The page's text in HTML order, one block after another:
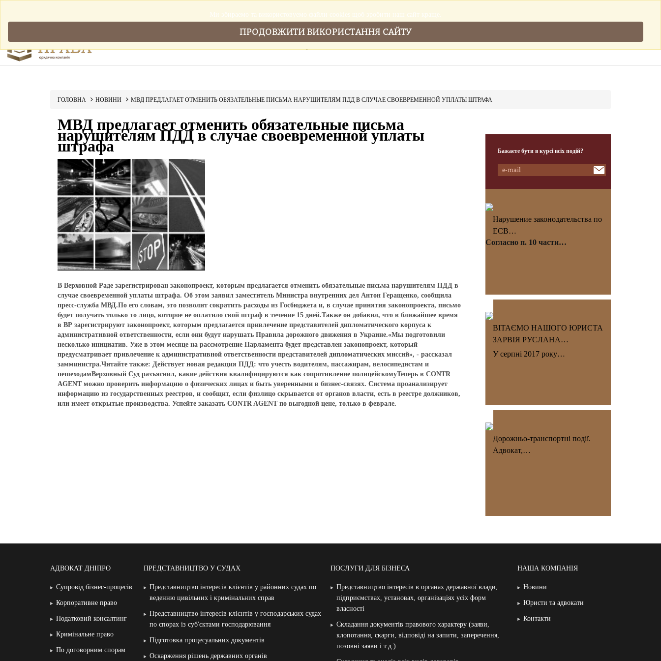
Головна Послуги Новини Cтатті Клієнти Наша Команда Контакти
ГОЛОВНА НОВИНИ МВД ПРЕДЛАГАЕТ ОТМЕНИТЬ ОБЯЗАТЕЛЬНЫЕ ПИСЬМА НАРУШИТЕЛЯМ ПДД В СЛУЧАЕ СВОЕВРЕМЕННОЙ УПЛАТЫ ШТРАФА
МВД предлагает отменить обязательные письма
нарушителям ПДД в случае своевременной уплаты
штрафа
В Верховной Раде зарегистрирован законопроект, которым предлагается отменить обязательные письма нарушителям ПДД в
случае своевременной уплаты штрафа. Об этом заявил заместитель Министра внутренних дел Антон Геращенко, сообщила
пресс-служба МВД.По его словам, это позволит сократить расходы из Госбюджета и, в случае принятия законопроекта, письмо
будет получать только то лицо, которое не оплатило свой штраф в течение 15 дней.Также он добавил, что в ближайшее время
в ВР зарегистрируют законопроект, которым предлагается привлечение представителей дипломатического корпуса к
административной ответственности, если они будут нарушать Правила дорожного движения в Украине.«Мы подготовили
несколько инициатив. Уже в этом месяце на рассмотрение Парламента будет представлен законопроект, который
предусматривает привлечение к административной ответственности представителей дипломатических миссий», - рассказал
замминистра.Читайте также: Действует новая редакция ПДД: что учесть водителям, пассажирам, велосипедистам и
пешеходамВерховный Суд разъяснил, какие действия квалифицируются как сопротивление полицейскомуТеперь в CONTR
AGENT можно проверить информацию о физических лицах и быть уверенными в бизнес-связях. Система проанализирует
информацию из государственных реестров, и сообщит, если физлицо скрывается от органов власти, есть в реестре должников,
или имеет открытые производства. Успейте заказать CONTR AGENT по выгодной цене, только в феврале.
Бажаєте бути в курсі всіх подій?
Нарушение законодательства по
ЕСВ…
Согласно п. 10 части…
ВІТАЄМО НАШОГО ЮРИСТА
ЗАРВІЯ РУСЛАНА…
У серпні 2017 року…
Дорожньо-транспортні події.
Адвокат,…
АДВОКАТ ДНІПРО
Супровід бізнес-процесів
Корпоративне право
Податковий консалтинг
Кримінальне право
По договорним спорам
ПРЕДСТАВНИЦТВО У СУДАХ
Представництво інтересів клієнтів у районних судах по
веденню цивільних і кримінальних справ
Представництво інтересів клієнтів у господарських судах
по спорах із суб′єктами господарювання
Підготовка процесуальних документів
Оскарження рішень державних органів
ПОСЛУГИ ДЛЯ БІЗНЕСА
Представництво інтересів в органах державної влади,
підприємствах, установах, організаціях усіх форм
власності
Складання документів правового характеру (заяви,
клопотання, скарги, відповіді на запити, заперечення,
позовні заяви і т.д.)
НАША КОМПАНІЯ
Новини
Юристи та адвокати
Контакти
Ми збираемо та використовуемо файли cookies щоб зробити наш сайт краще.
ПРОДОВЖИТИ ВИКОРИСТАННЯ САЙТУ